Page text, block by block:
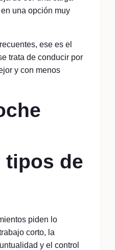
una opción muy
ese es el
trata de conducir por
y con menos
de
piden lo
corto, la
y el control